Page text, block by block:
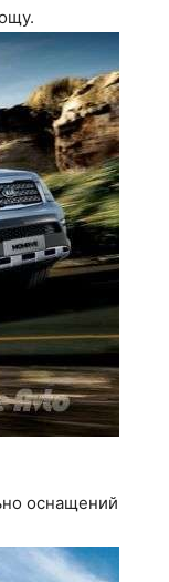
оснащений